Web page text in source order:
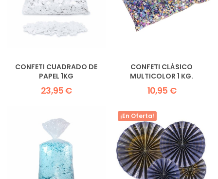
CONFETI CUADRADO DE
PAPEL 1KG
23,95 €
CONFETI CLÁSICO
MULTICOLOR 1 KG.
10,95 €
¡En Oferta!